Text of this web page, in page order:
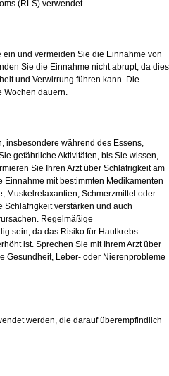
(RLS) verwendet.
und vermeiden Sie die Einnahme von
Sie die Einnahme nicht abrupt, da dies
und Verwirrung führen kann. Die
Wochen dauern.
insbesondere während des Essens,
gefährliche Aktivitäten, bis Sie wissen,
Sie Ihren Arzt über Schläfrigkeit am
mit bestimmten Medikamenten
Muskelrelaxantien, Schmerzmittel oder
Schläfrigkeit verstärken und auch
Regelmäßige
sein, da das Risiko für Hautkrebs
ist. Sprechen Sie mit Ihrem Arzt über
Gesundheit, Leber- oder Nierenprobleme
werden, die darauf überempfindlich